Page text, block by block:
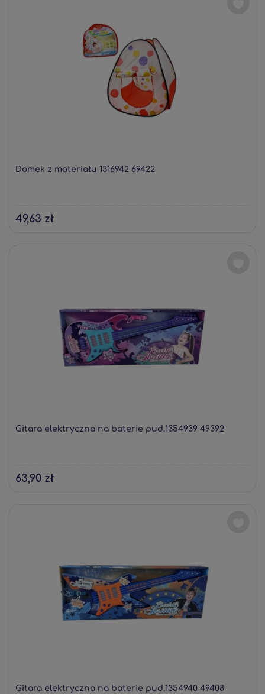
Domek z materiału 1316942 69422
49,63 zł
Gitara elektryczna na baterie pud.1354939 49392
63,90 zł
Gitara elektryczna na baterie pud.1354940 49408